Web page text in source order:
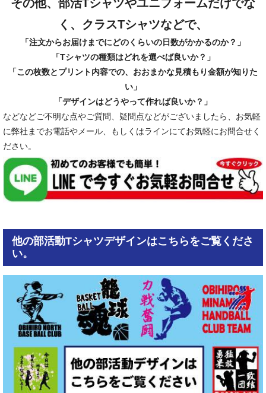
その他、部活Tシャツやユニフォームだけでな
く、クラスTシャツなどで、
「注文からお届けまでにどのくらいの日数がかかるのか？」
「Tシャツの種類はどれを選べば良いか？」
「この枚数とプリント内容での、おおまかな見積もり金額が知りた
い」
「デザインはどうやって作れば良いか？」
などなどご不明な点やご質問、疑問点などがございましたら、お気軽
に弊社までお電話やメール、もしくはラインにてお気軽にお問合せく
ださい。
他の部活動Tシャツデザインはこちらをご覧くださ
い。